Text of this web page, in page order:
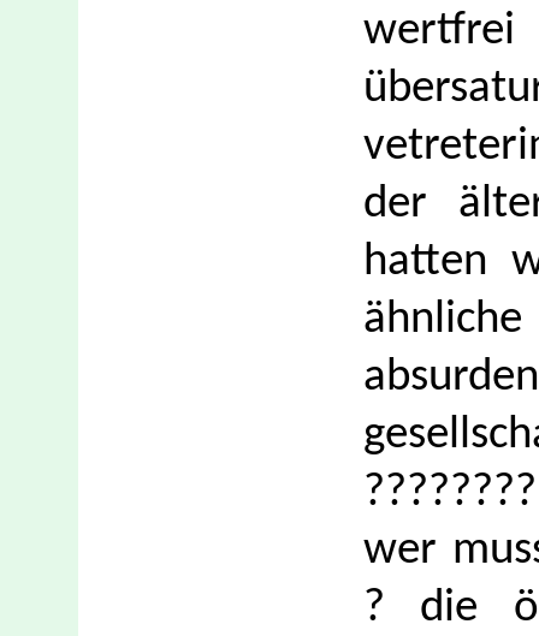
wertfrei
der
hatten
????????
wer
? die